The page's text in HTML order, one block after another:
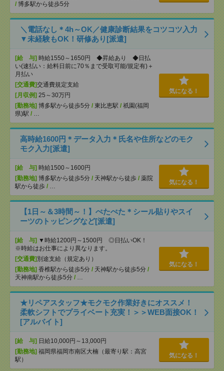
/ 博多駅から徒歩5分
＼電話なし＊4h～OK／健康診断結果をコツコツ入力
▼未経験もOK！研修あり[派遣]
[給 与] 時給1550～1650円 ◆昇給あり ◆日払
い(速払い：給料日前に70％まで受取可能/規定有)＋
月払い
[交通費]交通費規定支給
[月収例] 25～30万円
[勤務地] 博多駅から徒歩5分 / 東比恵駅 / 祇園(福岡
県)駅 / …
気になる！
高時給1600円＊データ入力＊氏名や住所などのモク
モク入力[派遣]
[給 与] 時給1500～1600円
[勤務地] 博多駅から徒歩5分 / 天神駅から徒歩 / 薬院
駅から徒歩 / …
気になる！
【1日～＆3時間～！】ぺたぺた＊シール貼りやスイ
ーツのトッピングなど[派遣]
[給 与] ▼時給1200円～1500円 ◎日払いOK！
※時給はお仕事により異なります。
[交通費] 別途支給（規定あり）
[勤務地] 香椎駅から徒歩5分 / 天神駅から徒歩5分 /
天神南駅から徒歩5分 / …
気になる！
★リペアスタッフ★モクモク作業好きにオススメ！
柔軟シフトでプライベート充実！＞＞WEB面接OK！
[アルバイト]
[給 与] 日給10,000円～13,000円
[勤務地] 福岡県福岡市南区大楠（最寄り駅：高宮
駅）
気になる！